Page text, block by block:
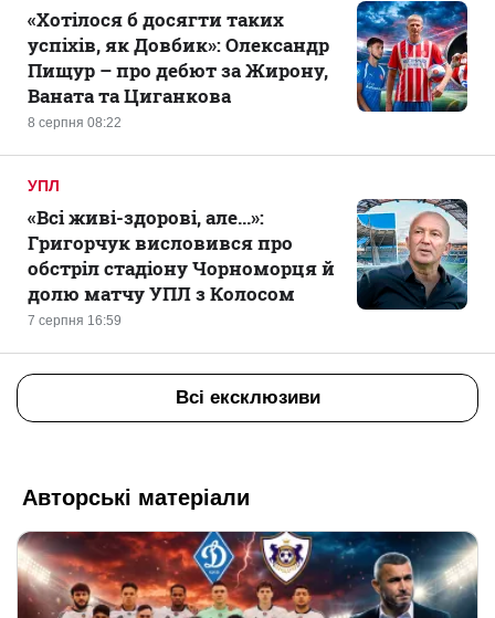
8 серпня 08:22
«Хотілося б досягти таких
успіхів, як Довбик»: Олександр
Пищур – про дебют за Жирону,
Ваната та Циганкова
УПЛ
7 серпня 16:59
«Всі живі-здорові, але...»:
Григорчук висловився про
обстріл стадіону Чорноморця й
долю матчу УПЛ з Колосом
Всі ексклюзиви
Авторські матеріали